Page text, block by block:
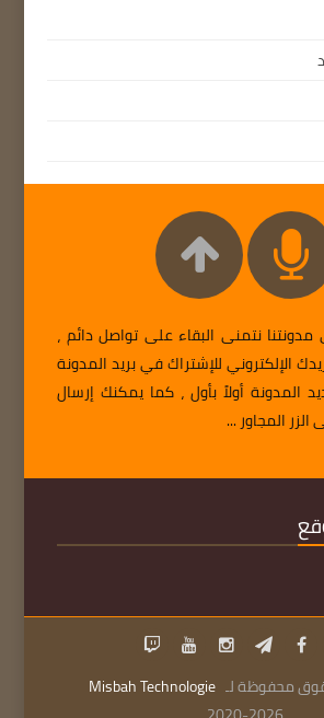
نتمنى البقاء على تواصل دائم ،
الإلكتروني للإشتراك في بريد المدونة
المدونة أولاً بأول ، كما يمكنك إرسال
المجاور ...
محفوظة لـ Misbah Technologie